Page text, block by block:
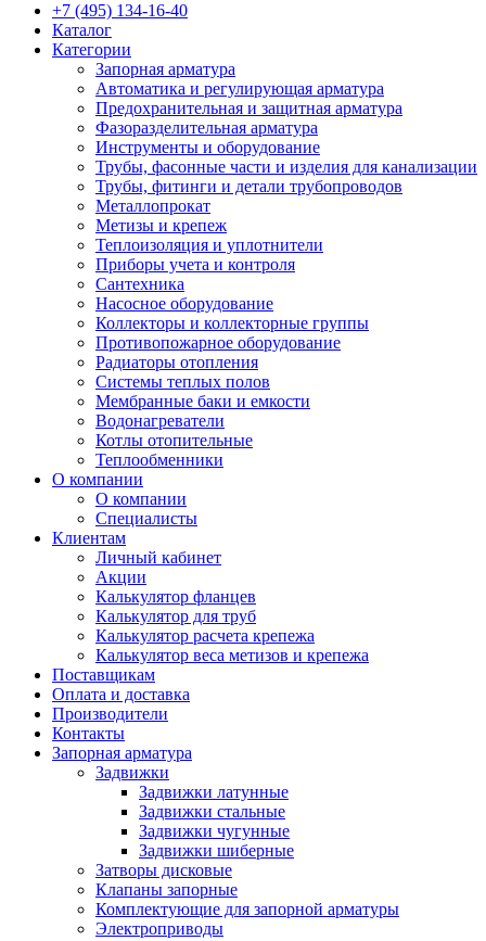
+7 (495) 134-16-40
Каталог
Категории
Запорная арматура
Автоматика и регулирующая арматура
Предохранительная и защитная арматура
Фазоразделительная арматура
Инструменты и оборудование
Трубы, фасонные части и изделия для канализации
Трубы, фитинги и детали трубопроводов
Металлопрокат
Метизы и крепеж
Теплоизоляция и уплотнители
Приборы учета и контроля
Сантехника
Насосное оборудование
Коллекторы и коллекторные группы
Противопожарное оборудование
Радиаторы отопления
Системы теплых полов
Мембранные баки и емкости
Водонагреватели
Котлы отопительные
Теплообменники
О компании
О компании
Специалисты
Клиентам
Личный кабинет
Акции
Калькулятор фланцев
Калькулятор для труб
Калькулятор расчета крепежа
Калькулятор веса метизов и крепежа
Поставщикам
Оплата и доставка
Производители
Контакты
Запорная арматура
Задвижки
Задвижки латунные
Задвижки стальные
Задвижки чугунные
Задвижки шиберные
Затворы дисковые
Клапаны запорные
Комплектующие для запорной арматуры
Электроприводы